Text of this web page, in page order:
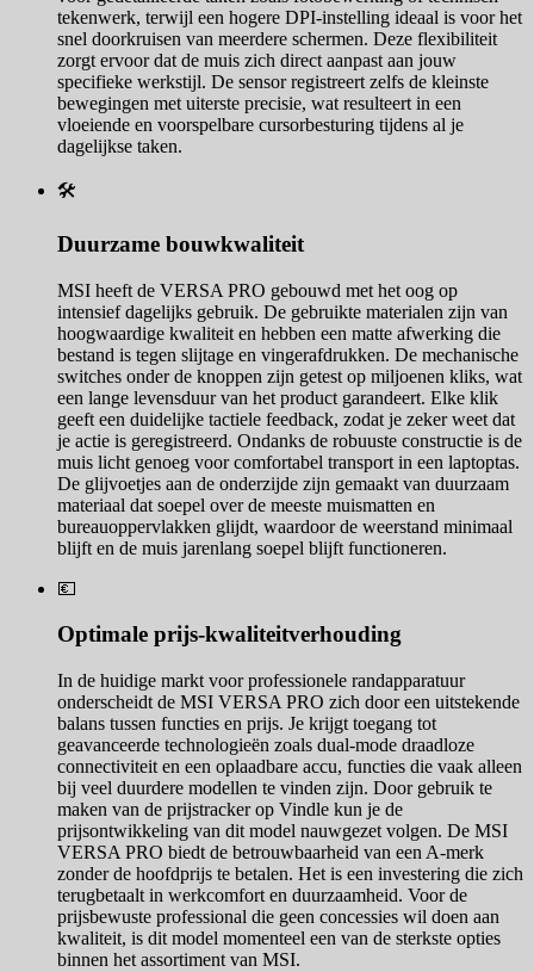
tekenwerk, terwijl een hogere DPI-instelling ideaal is voor het
snel doorkruisen van meerdere schermen. Deze flexibiliteit
zorgt ervoor dat de muis zich direct aanpast aan jouw
specifieke werkstijl. De sensor registreert zelfs de kleinste
bewegingen met uiterste precisie, wat resulteert in een
vloeiende en voorspelbare cursorbesturing tijdens al je
dagelijkse taken.
🛠️
Duurzame bouwkwaliteit
MSI heeft de VERSA PRO gebouwd met het oog op
intensief dagelijks gebruik. De gebruikte materialen zijn van
hoogwaardige kwaliteit en hebben een matte afwerking die
bestand is tegen slijtage en vingerafdrukken. De mechanische
switches onder de knoppen zijn getest op miljoenen kliks, wat
een lange levensduur van het product garandeert. Elke klik
geeft een duidelijke tactiele feedback, zodat je zeker weet dat
je actie is geregistreerd. Ondanks de robuuste constructie is de
muis licht genoeg voor comfortabel transport in een laptoptas.
De glijvoetjes aan de onderzijde zijn gemaakt van duurzaam
materiaal dat soepel over de meeste muismatten en
bureauoppervlakken glijdt, waardoor de weerstand minimaal
blijft en de muis jarenlang soepel blijft functioneren.
💶
Optimale prijs-kwaliteitverhouding
In de huidige markt voor professionele randapparatuur
onderscheidt de MSI VERSA PRO zich door een uitstekende
balans tussen functies en prijs. Je krijgt toegang tot
geavanceerde technologieën zoals dual-mode draadloze
connectiviteit en een oplaadbare accu, functies die vaak alleen
bij veel duurdere modellen te vinden zijn. Door gebruik te
maken van de prijstracker op Vindle kun je de
prijsontwikkeling van dit model nauwgezet volgen. De MSI
VERSA PRO biedt de betrouwbaarheid van een A-merk
zonder de hoofdprijs te betalen. Het is een investering die zich
terugbetaalt in werkcomfort en duurzaamheid. Voor de
prijsbewuste professional die geen concessies wil doen aan
kwaliteit, is dit model momenteel een van de sterkste opties
binnen het assortiment van MSI.